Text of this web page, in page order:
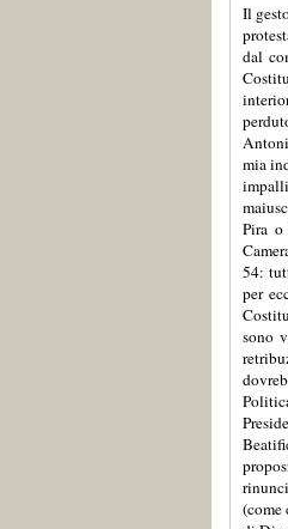
Il
dal
mia
Pira
54:
per
sono
(come